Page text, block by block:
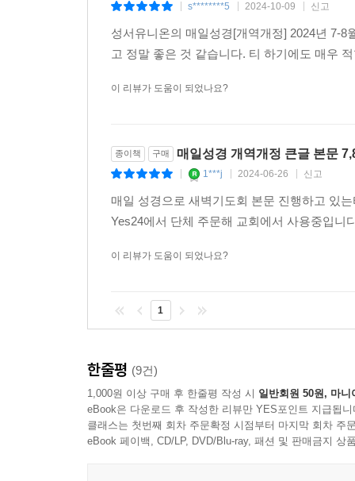
시간을 가지십시오. 그 후에 해설을 읽고, 서로의
한 주간의 묵상 본문 중에서 하나를 선택하여
가정예배
가정예배를 위한 예배 자료입니다. 함께 부를
설교노트
주일 설교를 기록할 수 있도록 빈 노트를 제공합니
s********5 2024-10-09 신고
성서유니온의 매일성경[개역개정] 2024년 7-
고 정말 좋은 것 같습니다. 티 하기에도 매우
이 리뷰가 도움이 되었나요?
종이책 구매 매일성경 개역개정 큰글 본문
1***j 2024-06-26 신고
매일 성경으로 새벽기도회 본문 진행하고 있
Yes24에서 단체 주문해 교회에서 사용중입
이 리뷰가 도움이 되었나요?
1
한줄평 (9건)
1,000원 이상 구매 후 한줄평 작성 시 일반회원 50원, 마니
eBook은 다운로드 후 작성한 리뷰만 YES포인트 지급됩니
클래스는 첫번째 회차 주문확정 시점부터 마지막 회차 주
eBook 페이백, CD/LP, DVD/Blu-ray, 패션 및 판매금지 상